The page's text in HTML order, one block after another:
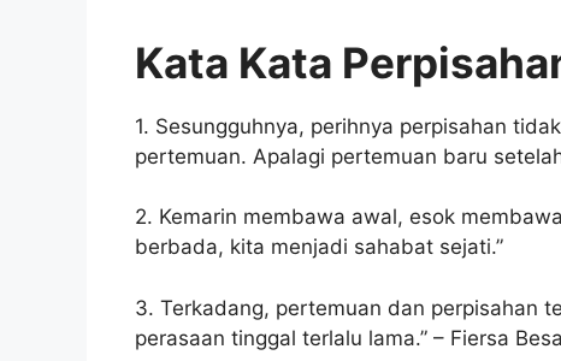
Kata Kata
1. Sesungguhnya, perihnya perpisahan
pertemuan. Apalagi pertemuan baru
2. Kemarin membawa awal, esok
berbada, kita menjadi sahabat sejati.”
3. Terkadang, pertemuan dan perpisahan
perasaan tinggal terlalu lama.” – Fiersa